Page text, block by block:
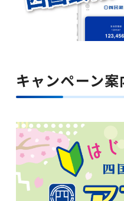
金利・手数料・為替
金融商品仲介(投資信
キャンペーン案